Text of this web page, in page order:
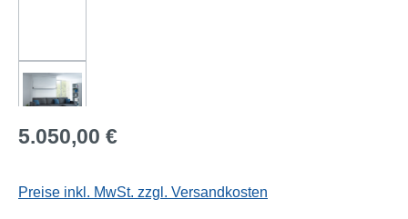
Regulärer Preis:
5.050,00 €
Preise inkl. MwSt. zzgl. Versandkosten